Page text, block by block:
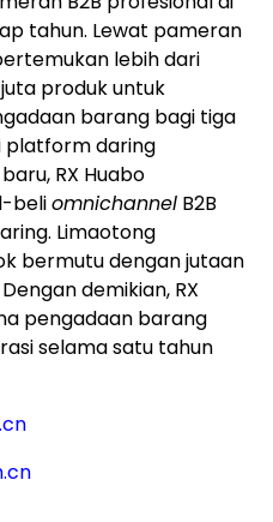
tahun. Lewat pameran
lebih dari
produk untuk
barang bagi tiga
platform daring
RX Huabo
beliomnichannel B2B
Limaotong
bermutu dengan jutaan
demikian, RX
pengadaan barang
selama satu tahun